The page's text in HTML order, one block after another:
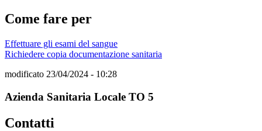
Come fare per
Effettuare gli esami del sangue
Richiedere copia documentazione sanitaria
modificato 23/04/2024 - 10:28
Azienda Sanitaria Locale TO 5
Contatti